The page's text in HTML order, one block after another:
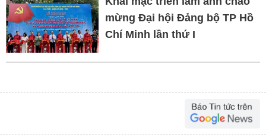
mừng Đại hội Đảng bộ TP Hồ
Chí Minh lần thứ I